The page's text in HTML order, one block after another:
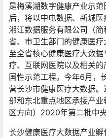
是梅溪湖数字健康产业示
后，将以中电数据、新城
湘江数据服务有限公司（
省、市卫生部门的健康医
至全省核心健康医疗大数
疗、互联网医院以及相关
国性示范工程。今年6月，
营长沙市健康医疗大数据
部和东北重点地区承接产
区方向）2020年第二批中
长沙健康医疗大数据产业